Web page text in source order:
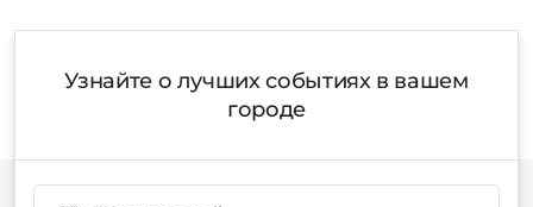
Узнайте о лучших событиях в вашем
городе